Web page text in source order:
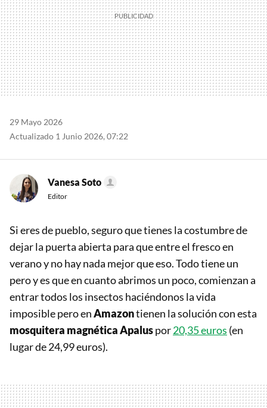
29 Mayo 2026
Actualizado 1 Junio 2026, 07:22
Vanesa Soto
Editor
Si eres de pueblo, seguro que tienes la costumbre de
dejar la puerta abierta para que entre el fresco en
verano y no hay nada mejor que eso. Todo tiene un
pero y es que en cuanto abrimos un poco, comienzan a
entrar todos los insectos haciéndonos la vida
imposible pero enAmazontienen la solución con esta
mosquitera magnética Apaluspor20,35 euros (en
lugar de 24,99 euros).